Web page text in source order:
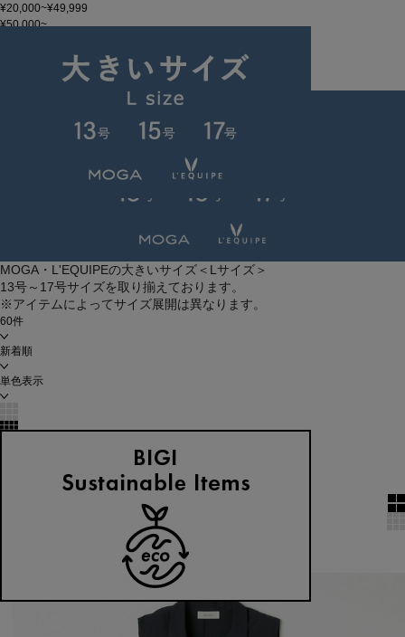
¥20,000~¥49,999
¥50,000~
在庫なしを含む
この条件で検索
大きいサイズ
MOGA・L'EQUIPEの大きいサイズ＜Lサイズ＞
13号～17号サイズを取り揃えております。
※アイテムによってサイズ展開は異なります。
60件
新着順
単色表示